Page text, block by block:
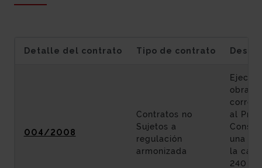
Detalle del contrato Tipo de contrato
004/2008
Contratos no
Sujetos a
regulación
armonizada
obras
al
una
la
240 en